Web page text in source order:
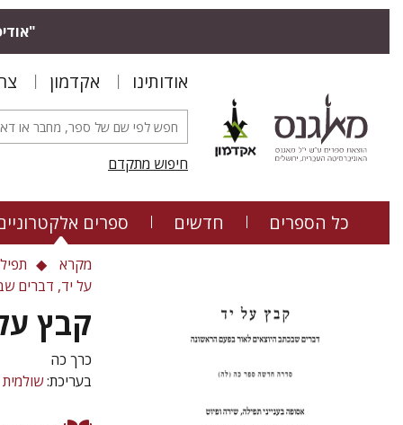
אודותינו אקדמון
חיפוש מתקדם
כל הספרים חדשים ספרים
מקרא
על יד, דברים
קבץ
כרך כה
בעריכת: